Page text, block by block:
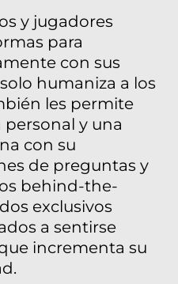
y jugadores
para
con sus
humaniza a los
les permite
y una
con su
de preguntas y
behind-the-
exclusivos
a sentirse
incrementa su